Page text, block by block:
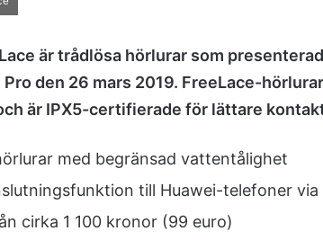
är trådlösa hörlurar som
den 26 mars 2019. FreeLace-
är IPX5-certifierade för lättare
med begränsad vattentålighet
till Huawei-telefoner via
cirka 1 100 kronor (99 euro)